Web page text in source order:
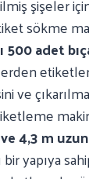
şişeler
sökme
500 adet
ve
ve 4,3 m
bir yapıya